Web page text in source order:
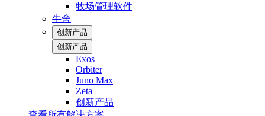
牧场管理软件
牛舍
创新产品
创新产品
Exos
Orbiter
Juno Max
Zeta
创新产品